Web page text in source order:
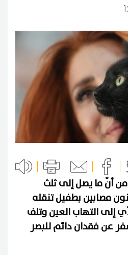
أنّ ما يصل إلى ثلث
مصابين بطفيل تنقله
إلى التهاب العين وتلف
عن فقدان دائم للبصر